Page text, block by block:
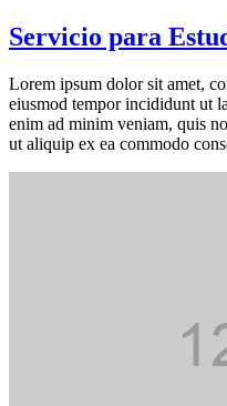
Servicio para
Lorem ipsum dolor sit amet,
eiusmod tempor incididunt ut
enim ad minim veniam, quis
ut aliquip ex ea commodo